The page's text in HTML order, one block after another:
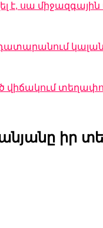
է, սա
վիճակում
իր